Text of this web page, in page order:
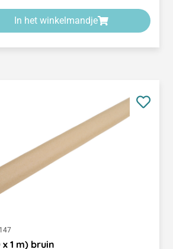
In het winkelmandje
1 m) bruin